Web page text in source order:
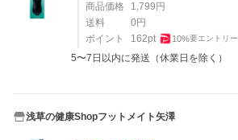
商品価格 1,799 円
送料
0 円
ポイント
162pt 10%要エントリー
5〜7日以内に発送（休業日を除く）
浅草の健康Shopフットメイト矢澤